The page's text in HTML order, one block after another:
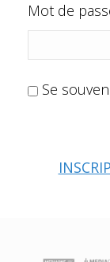
Mot de
Se